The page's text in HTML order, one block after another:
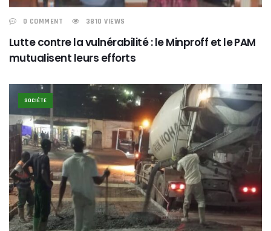
0 COMMENT 3810 VIEWS
Lutte contre la vulnérabilité : le Minproff et le PAM
mutualisent leurs efforts
SOCIÉTE